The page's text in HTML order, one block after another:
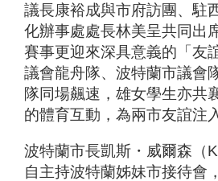
議長康裕成與市府訪團、駐
化辦事處處長林美呈共同出
賽事更迎來深具意義的「友
議會龍舟隊、波特蘭市議會
隊同場飆速，雄女學生亦共
的體育互動，為兩市友誼注
波特蘭市長凱斯・威爾森（
自主持波特蘭姊妹市接待會